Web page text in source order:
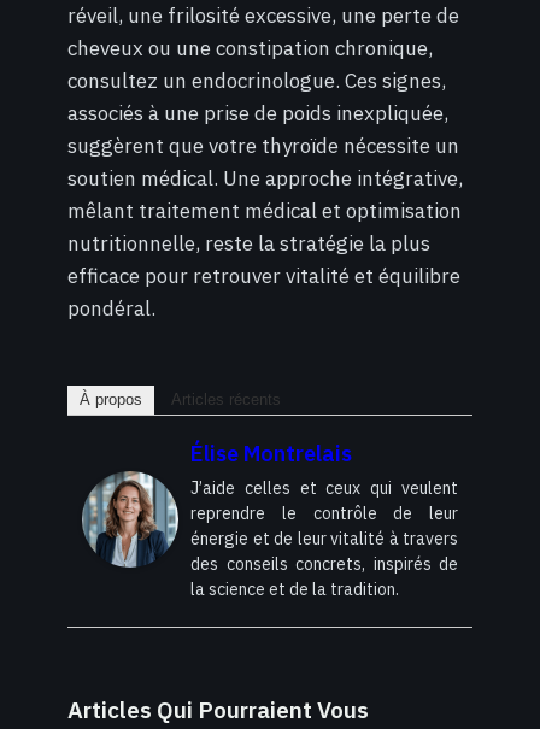
réveil, une frilosité excessive, une perte de
cheveux ou une constipation chronique,
consultez un endocrinologue. Ces signes,
associés à une prise de poids inexpliquée,
suggèrent que votre thyroïde nécessite un
soutien médical. Une approche intégrative,
mêlant traitement médical et optimisation
nutritionnelle, reste la stratégie la plus
efficace pour retrouver vitalité et équilibre
pondéral.
À propos Articles récents
Élise Montrelais
J’aide celles et ceux qui veulent
reprendre le contrôle de leur
énergie et de leur vitalité à travers
des conseils concrets, inspirés de
la science et de la tradition.
Articles Qui Pourraient Vous